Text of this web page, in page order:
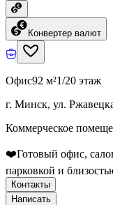
Конвертер валют
Офис92 м²1/20 этаж
г. Минск, ул.
Коммерческое
❤️Готовый офис,
парковкой и
Контакты
Написать